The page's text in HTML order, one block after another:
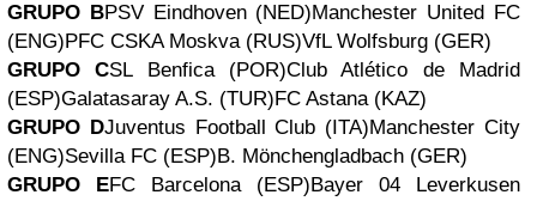
GRUPO BPSV Eindhoven (NED)Manchester United FC
(ENG)PFC CSKA Moskva (RUS)VfL Wolfsburg (GER)
GRUPO CSL Benfica (POR)Club Atlético de Madrid
(ESP)Galatasaray A.S. (TUR)FC Astana (KAZ)
GRUPO DJuventus Football Club (ITA)Manchester City
(ENG)Sevilla FC (ESP)B. Mönchengladbach (GER)
GRUPO EFC Barcelona (ESP)Bayer 04 Leverkusen